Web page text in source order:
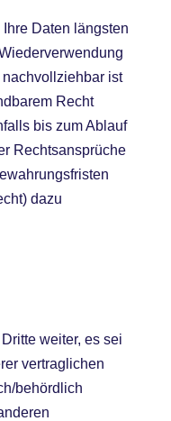
Daten längsten
ist
Recht
bis zum Ablauf
Rechtsansprüche
dazu
weiter, es sei
vertraglichen
behördlich